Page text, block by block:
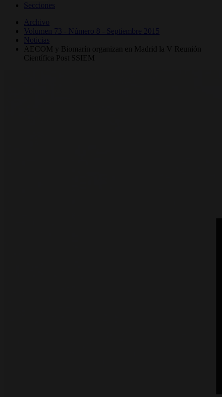
Secciones
Archivo
Volumen 73 - Número 8 - Septiembre 2015
Noticias
AECOM y Biomarín organizan en Madrid la V Reunión
Científica Post SSIEM